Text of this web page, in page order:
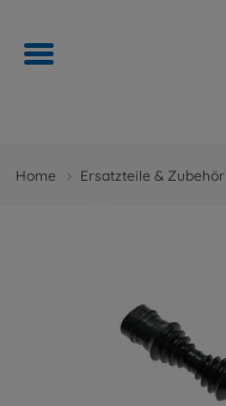
Home Ersatzteile & Zubehör